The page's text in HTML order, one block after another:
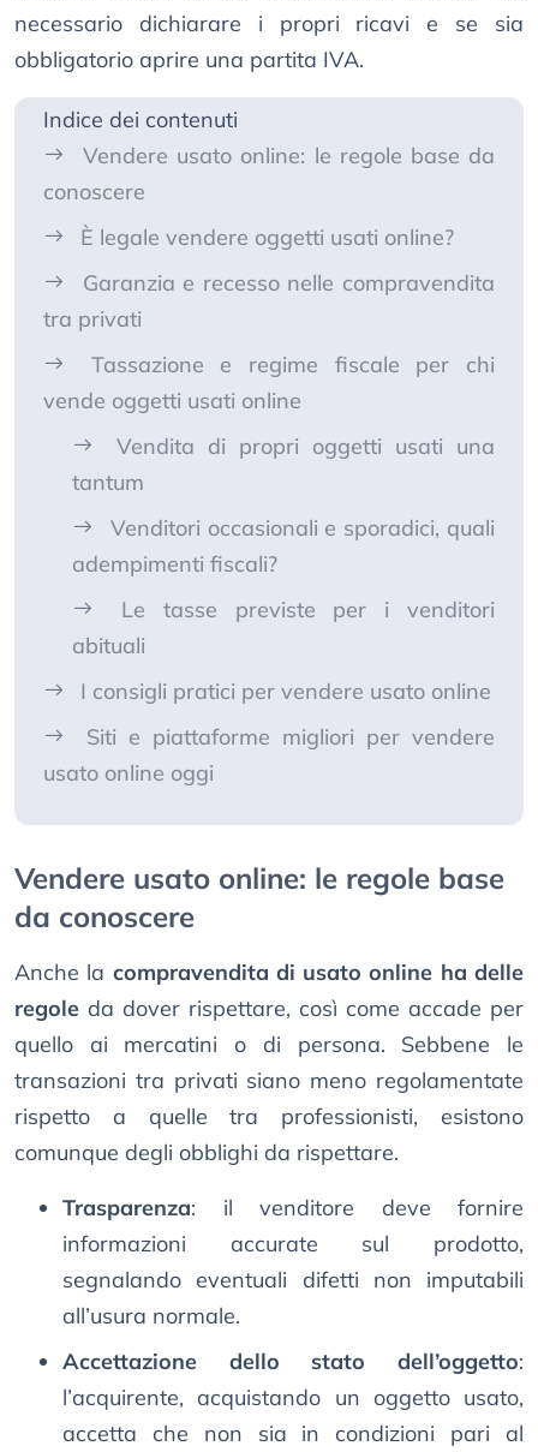
necessario dichiarare i propri ricavi e se sia
obbligatorio aprire una partita IVA.
Indice dei contenuti
Vendere usato online: le regole base da
conoscere
È legale vendere oggetti usati online?
Garanzia e recesso nelle compravendita
tra privati
Tassazione e regime fiscale per chi
vende oggetti usati online
Vendita di propri oggetti usati una
tantum
Venditori occasionali e sporadici, quali
adempimenti fiscali?
Le tasse previste per i venditori
abituali
I consigli pratici per vendere usato online
Siti e piattaforme migliori per vendere
usato online oggi
Vendere usato online: le regole base
da conoscere
Anche la compravendita di usato online ha delle
regole da dover rispettare, così come accade per
quello ai mercatini o di persona. Sebbene le
transazioni tra privati siano meno regolamentate
rispetto a quelle tra professionisti, esistono
comunque degli obblighi da rispettare.
Trasparenza: il venditore deve fornire
informazioni accurate sul prodotto,
segnalando eventuali difetti non imputabili
all’usura normale.
Accettazione dello stato dell’oggetto:
l’acquirente, acquistando un oggetto usato,
accetta che non sia in condizioni pari al